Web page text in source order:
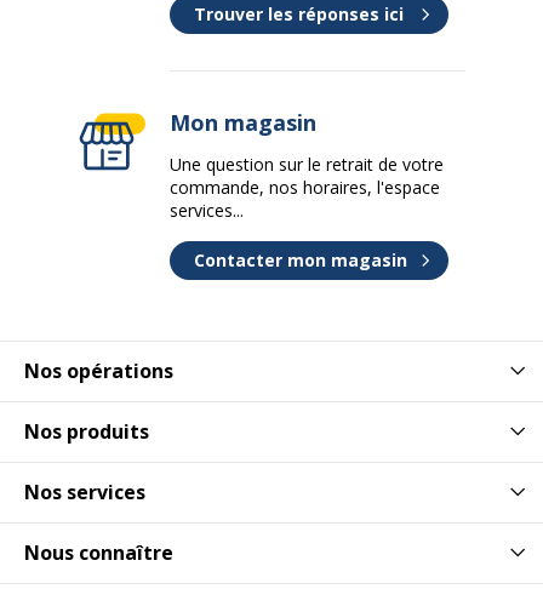
Nos opérations
Nos produits
Nos services
Nous connaître
Trouver les réponses ici
Mon magasin
Une question sur le retrait de votre
commande, nos horaires, l'espace
services...
Contacter mon magasin